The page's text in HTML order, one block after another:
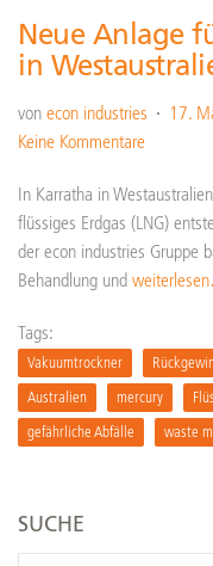
Neue Anlage
in
von econ industries 17.
Keine Kommentare
In Karratha in
flüssiges Erdgas (LNG)
der econ industries Gruppe
Behandlung und
Tags:
Vakuumtrockner
Australien
mercury
gefährliche Abfälle
waste
SUCHE